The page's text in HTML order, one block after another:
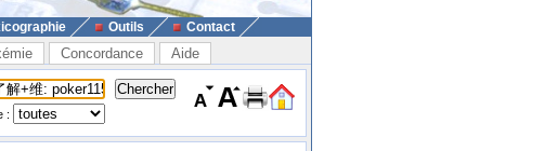
Outils Contact
Concordance Aide
: